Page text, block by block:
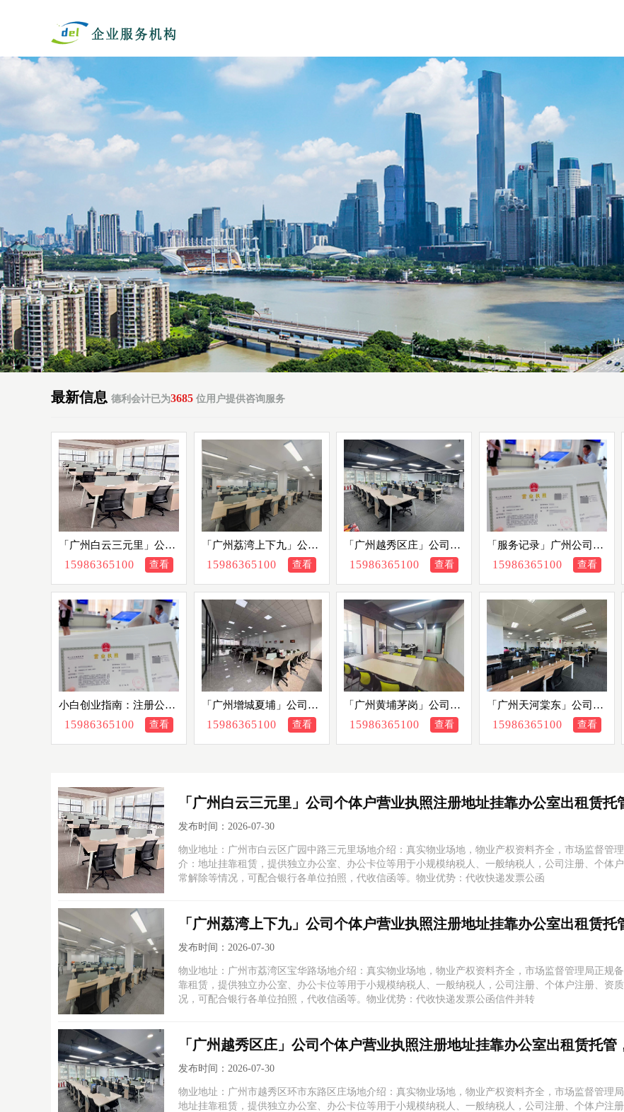
最新信息 德利会计已为3685 位用户提供咨询服务
「广州白云三元里」公司
个体户营业执照注册地址
挂靠办公室出租赁托管，
资质齐全众创空间孵化器
15986365100 查看
「广州荔湾上下九」公司
个体户营业执照注册地址
挂靠办公室出租赁托管，
资质齐全众创空间孵化器
15986365100 查看
「广州越秀区庄」公司个
体户营业执照注册地址挂
靠办公室出租赁托管，资
质齐全众创空间孵化器
15986365100 查看
「服务记录」广州公司注
册地址不合规被撤销，委
托租赁新地址并代办迁移
营业执照
15986365100 查看
小白创业指南：注册公司
和办个体户到底怎么选
15986365100 查看
「广州增城夏埔」公司个
体户营业执照注册地址挂
靠办公室出租赁托管，资
15986365100 查看
「广州黄埔茅岗」公司个
体户营业执照注册地址挂
靠办公室出租赁托管，资
15986365100 查看
「广州天河棠东」公司个
体户营业执照注册地址挂
靠办公室出租赁托管，资
15986365100 查看
「广州白云三元里」公司个体户营业执照注册地址挂靠办公室出租赁
发布时间：2026-07-30
物业地址：广州市白云区广园中路三元里场地介绍：真实物业场地，物业产权资料齐全，市场监督管
介：地址挂靠租赁，提供独立办公室、办公卡位等用于小规模纳税人、一般纳税人，公司注册、个体
常解除等情况，可配合银行各单位拍照，代收信函等。物业优势：代收快递发票公函
「广州荔湾上下九」公司个体户营业执照注册地址挂靠办公室出租赁
发布时间：2026-07-30
物业地址：广州市荔湾区宝华路场地介绍：真实物业场地，物业产权资料齐全，市场监督管理局正规
靠租赁，提供独立办公室、办公卡位等用于小规模纳税人、一般纳税人，公司注册、个体户注册、资
况，可配合银行各单位拍照，代收信函等。物业优势：代收快递发票公函信件并转
「广州越秀区庄」公司个体户营业执照注册地址挂靠办公室出租赁托
发布时间：2026-07-30
物业地址：广州市越秀区环市东路区庄场地介绍：真实物业场地，物业产权资料齐全，市场监督管理
地址挂靠租赁，提供独立办公室、办公卡位等用于小规模纳税人、一般纳税人，公司注册、个体户注